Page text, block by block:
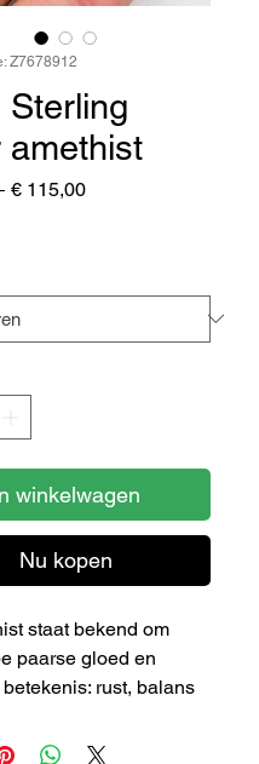
Z7678912
Sterling
amethist
Normale
€ 115,00Verkoopprijs
winkelwagen
Nu kopen
staat bekend om
paarse gloed en
rust, balans
ring komt de